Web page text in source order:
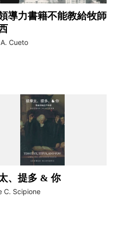
導力書籍不能教給牧師
Cueto
、提多 & 你
C. Scipione